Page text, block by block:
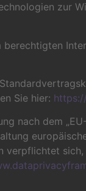
zur
Sie hier:
nach dem